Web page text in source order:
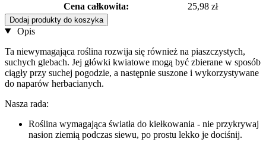
Cena całkowita:
25,98 zł
Dodaj produkty do koszyka
Opis
Ta niewymagająca roślina rozwija się również na piaszczystych,
suchych glebach. Jej główki kwiatowe mogą być zbierane w sposób
ciągły przy suchej pogodzie, a następnie suszone i wykorzystywane
do naparów herbacianych.
Nasza rada:
Roślina wymagająca światła do kiełkowania - nie przykrywaj
nasion ziemią podczas siewu, po prostu lekko je dociśnij.